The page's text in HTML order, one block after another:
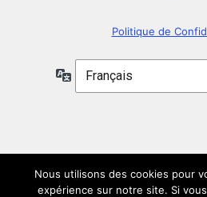
Politique de
Langue
Nous utilisons des cookies pour
expérience sur notre site. Si